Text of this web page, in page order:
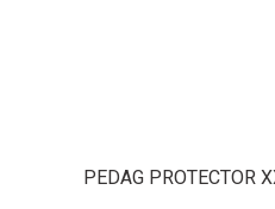
PEDAG PROTECTOR